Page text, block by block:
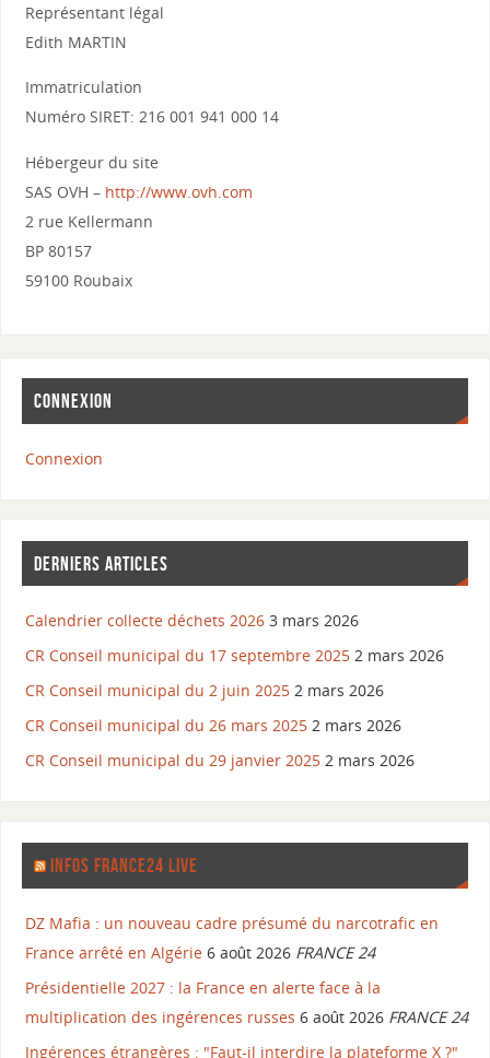
Représentant légal
Edith MARTIN
Immatriculation
Numéro SIRET: 216 001 941 000 14
Hébergeur du site
SAS OVH – http://www.ovh.com
2 rue Kellermann
BP 80157
59100 Roubaix
CONNEXION
Connexion
DERNIERS ARTICLES
Calendrier collecte déchets 2026 3 mars 2026
CR Conseil municipal du 17 septembre 2025 2 mars 2026
CR Conseil municipal du 2 juin 2025 2 mars 2026
CR Conseil municipal du 26 mars 2025 2 mars 2026
CR Conseil municipal du 29 janvier 2025 2 mars 2026
INFOS FRANCE24 LIVE
DZ Mafia : un nouveau cadre présumé du narcotrafic en
France arrêté en Algérie 6 août 2026 FRANCE 24
Présidentielle 2027 : la France en alerte face à la
multiplication des ingérences russes 6 août 2026 FRANCE 24
Ingérences étrangères : "Faut-il interdire la plateforme X ?"